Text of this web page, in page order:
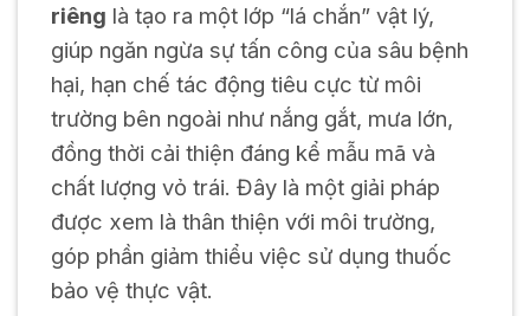
riêng là tạo ra một lớp “lá chắn” vật lý,
giúp ngăn ngừa sự tấn công của sâu bệnh
hại, hạn chế tác động tiêu cực từ môi
trường bên ngoài như nắng gắt, mưa lớn,
đồng thời cải thiện đáng kể mẫu mã và
chất lượng vỏ trái. Đây là một giải pháp
được xem là thân thiện với môi trường,
góp phần giảm thiểu việc sử dụng thuốc
bảo vệ thực vật.